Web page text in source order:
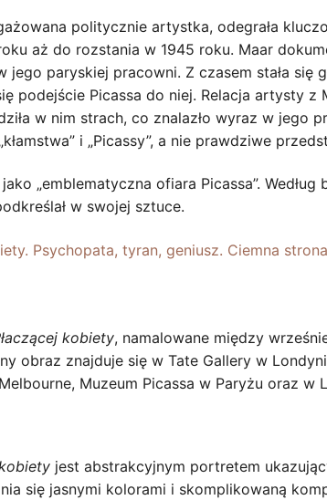
politycznie artystka, odegrała
aż do rozstania w 1945 roku. Maar
jego paryskiej pracowni. Z czasem stała
podejście Picassa do niej. Relacja artysty
w nim strach, co znalazło wyraz w jego
i „Picassy”, a nie prawdziwe
„emblematyczna ofiara Picassa”.
w swojej sztuce.
Psychopata, tyran, geniusz. Ciemna
kobiety, namalowane między
obraz znajduje się w Tate Gallery w
Muzeum Picassa w Paryżu oraz w
jest abstrakcyjnym portretem
się jasnymi kolorami i skomplikowaną